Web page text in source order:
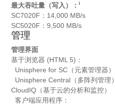
最大吞吐量（写入）：i
SC7020F：14,000 MB/s
SC5020F：9,500 MB/s
管理
管理界面
基于浏览器 (HTML 5)：
Unisphere for SC（元素管理器）
Unisphere Central（多阵列管理）
CloudIQ（基于云的分析和监控）
客户端应用程序：